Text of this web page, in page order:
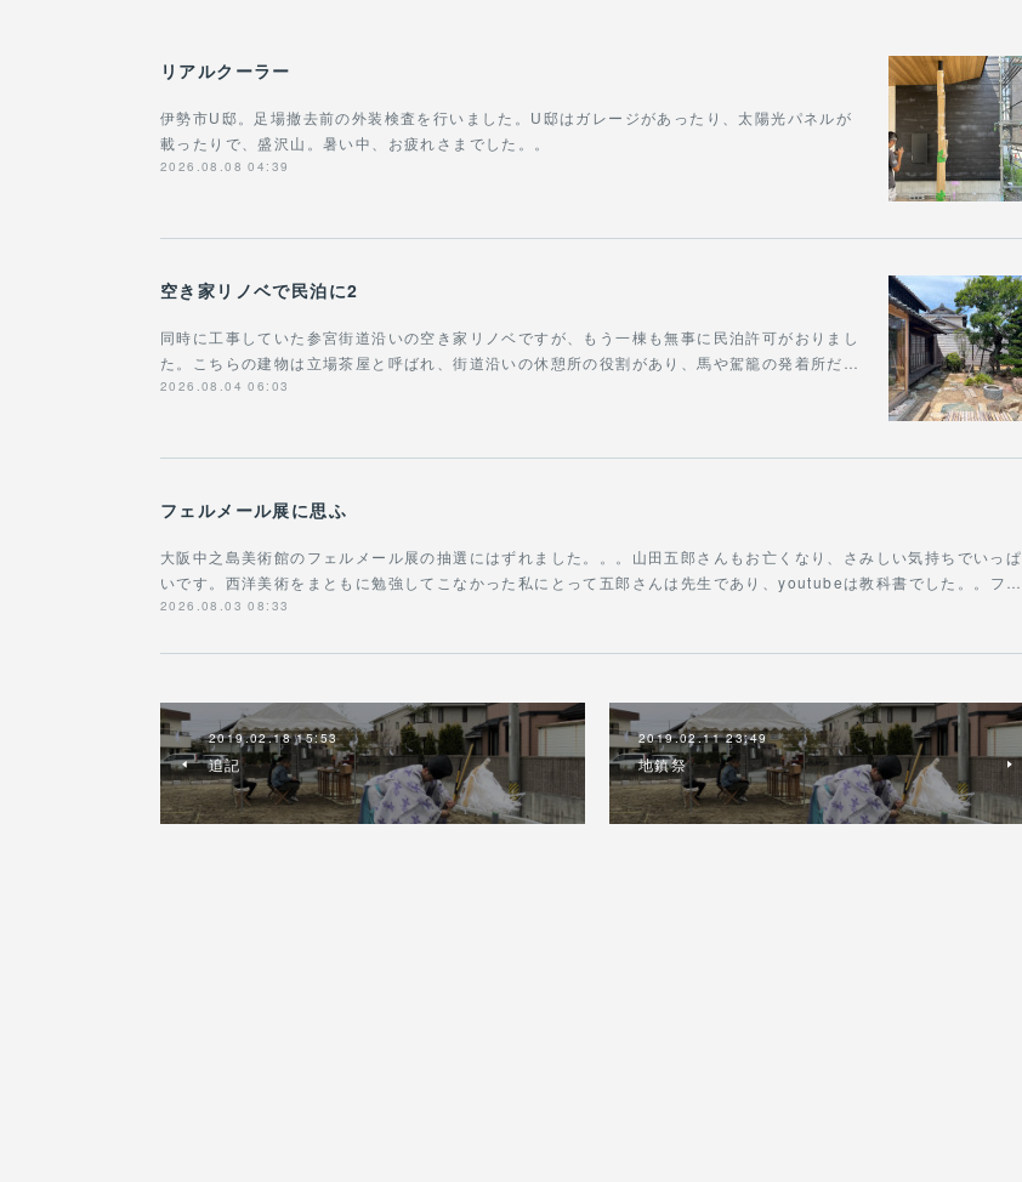
リアルクーラー
伊勢市U邸。足場撤去前の外装検査を行いました。U邸はガレージがあったり、太陽光パネルが
載ったりで、盛沢山。暑い中、お疲れさまでした。。
2026.08.08 04:39
空き家リノベで民泊に2
同時に工事していた参宮街道沿いの空き家リノベですが、もう一棟も無事に民泊許可がおりまし
た。こちらの建物は立場茶屋と呼ばれ、街道沿いの休憩所の役割があり、馬や駕籠の発着所だ…
2026.08.04 06:03
フェルメール展に思ふ
大阪中之島美術館のフェルメール展の抽選にはずれました。。。山田五郎さんもお亡くなり、さみしい気持ちでいっぱ
いです。西洋美術をまともに勉強してこなかった私にとって五郎さんは先生であり、youtubeは教科書でした。。フ…
2026.08.03 08:33
2019.02.18 15:53
追記
2019.02.11 23:49
地鎮祭